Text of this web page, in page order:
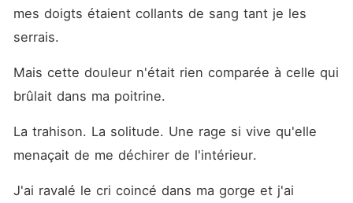
mes doigts étaient collants de sang tant je les
serrais.
Mais cette douleur n'était rien comparée à celle qui
brûlait dans ma poitrine.
La trahison. La solitude. Une rage si vive qu'elle
menaçait de me déchirer de l'intérieur.
J'ai ravalé le cri coincé dans ma gorge et j'ai